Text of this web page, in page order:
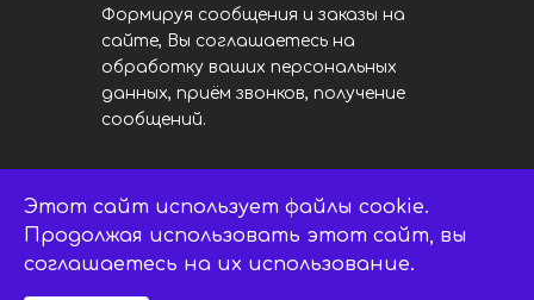
Формируя сообщения и заказы на
сайте, Вы соглашаетесь на
обработку ваших персональных
данных, приём звонков, получение
сообщений.
LED центр. © 2014 - 2026
ledsaratov.ru. Все права защищены.
Этот сайт использует файлы cookie.
Продолжая использовать этот сайт, вы
соглашаетесь на их использование.